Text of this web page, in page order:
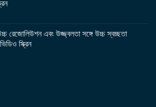
রেজোলিউশন এবং উজ্জ্বলতা সঙ্গে উচ্চ স্বচ্ছতা
স্ক্রিন